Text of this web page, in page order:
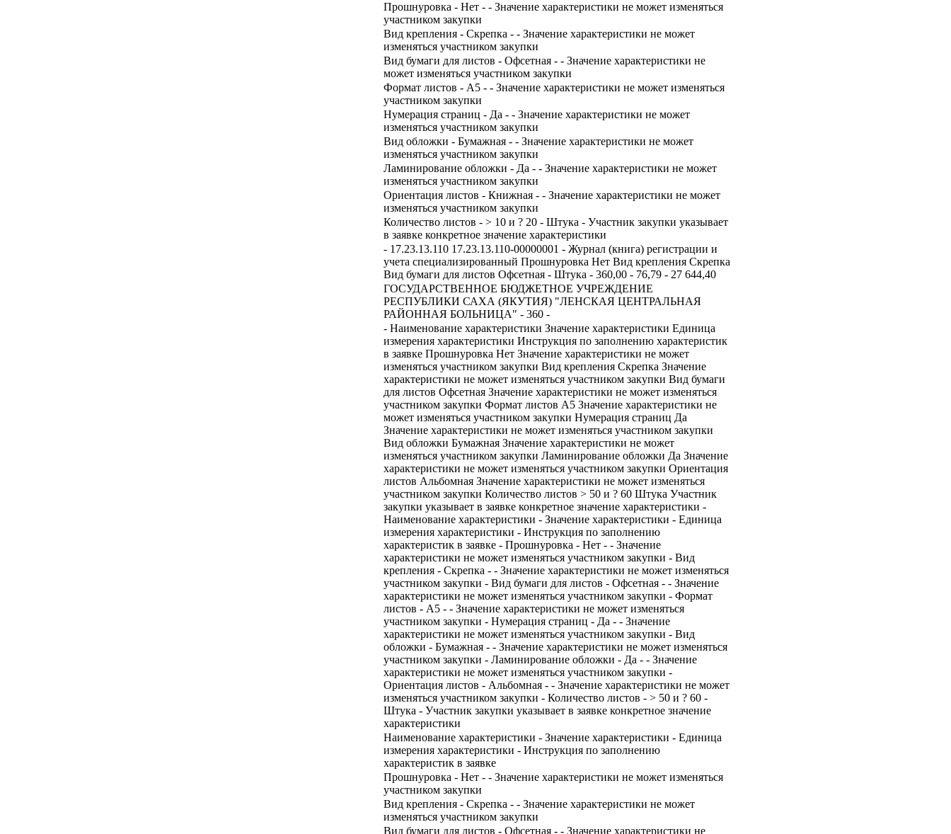
Прошнуровка - Нет - - Значение характеристики не может изменяться
участником закупки
Вид крепления - Скрепка - - Значение характеристики не может
изменяться участником закупки
Вид бумаги для листов - Офсетная - - Значение характеристики не
может изменяться участником закупки
Формат листов - А5 - - Значение характеристики не может изменяться
участником закупки
Нумерация страниц - Да - - Значение характеристики не может
изменяться участником закупки
Вид обложки - Бумажная - - Значение характеристики не может
изменяться участником закупки
Ламинирование обложки - Да - - Значение характеристики не может
изменяться участником закупки
Ориентация листов - Книжная - - Значение характеристики не может
изменяться участником закупки
Количество листов - > 10 и ? 20 - Штука - Участник закупки указывает
в заявке конкретное значение характеристики
- 17.23.13.110 17.23.13.110-00000001 - Журнал (книга) регистрации и
учета специализированный Прошнуровка Нет Вид крепления Скрепка
Вид бумаги для листов Офсетная - Штука - 360,00 - 76,79 - 27 644,40
ГОСУДАРСТВЕННОЕ БЮДЖЕТНОЕ УЧРЕЖДЕНИЕ
РЕСПУБЛИКИ САХА (ЯКУТИЯ) "ЛЕНСКАЯ ЦЕНТРАЛЬНАЯ
РАЙОННАЯ БОЛЬНИЦА" - 360 -
- Наименование характеристики Значение характеристики Единица
измерения характеристики Инструкция по заполнению характеристик
в заявке Прошнуровка Нет Значение характеристики не может
изменяться участником закупки Вид крепления Скрепка Значение
характеристики не может изменяться участником закупки Вид бумаги
для листов Офсетная Значение характеристики не может изменяться
участником закупки Формат листов А5 Значение характеристики не
может изменяться участником закупки Нумерация страниц Да
Значение характеристики не может изменяться участником закупки
Вид обложки Бумажная Значение характеристики не может
изменяться участником закупки Ламинирование обложки Да Значение
характеристики не может изменяться участником закупки Ориентация
листов Альбомная Значение характеристики не может изменяться
участником закупки Количество листов > 50 и ? 60 Штука Участник
закупки указывает в заявке конкретное значение характеристики -
Наименование характеристики - Значение характеристики - Единица
измерения характеристики - Инструкция по заполнению
характеристик в заявке - Прошнуровка - Нет - - Значение
характеристики не может изменяться участником закупки - Вид
крепления - Скрепка - - Значение характеристики не может изменяться
участником закупки - Вид бумаги для листов - Офсетная - - Значение
характеристики не может изменяться участником закупки - Формат
листов - А5 - - Значение характеристики не может изменяться
участником закупки - Нумерация страниц - Да - - Значение
характеристики не может изменяться участником закупки - Вид
обложки - Бумажная - - Значение характеристики не может изменяться
участником закупки - Ламинирование обложки - Да - - Значение
характеристики не может изменяться участником закупки -
Ориентация листов - Альбомная - - Значение характеристики не может
изменяться участником закупки - Количество листов - > 50 и ? 60 -
Штука - Участник закупки указывает в заявке конкретное значение
характеристики
Наименование характеристики - Значение характеристики - Единица
измерения характеристики - Инструкция по заполнению
характеристик в заявке
Прошнуровка - Нет - - Значение характеристики не может изменяться
участником закупки
Вид крепления - Скрепка - - Значение характеристики не может
изменяться участником закупки
Вид бумаги для листов - Офсетная - - Значение характеристики не